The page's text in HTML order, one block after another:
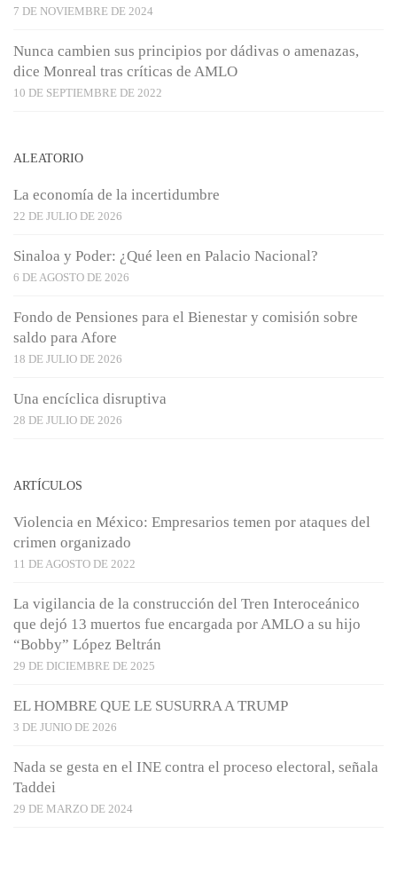
7 DE NOVIEMBRE DE 2024
Nunca cambien sus principios por dádivas o amenazas,
dice Monreal tras críticas de AMLO
10 DE SEPTIEMBRE DE 2022
ALEATORIO
La economía de la incertidumbre
22 DE JULIO DE 2026
Sinaloa y Poder: ¿Qué leen en Palacio Nacional?
6 DE AGOSTO DE 2026
Fondo de Pensiones para el Bienestar y comisión sobre
saldo para Afore
18 DE JULIO DE 2026
Una encíclica disruptiva
28 DE JULIO DE 2026
ARTÍCULOS
Violencia en México: Empresarios temen por ataques del
crimen organizado
11 DE AGOSTO DE 2022
La vigilancia de la construcción del Tren Interoceánico
que dejó 13 muertos fue encargada por AMLO a su hijo
“Bobby” López Beltrán
29 DE DICIEMBRE DE 2025
EL HOMBRE QUE LE SUSURRA A TRUMP
3 DE JUNIO DE 2026
Nada se gesta en el INE contra el proceso electoral, señala
Taddei
29 DE MARZO DE 2024